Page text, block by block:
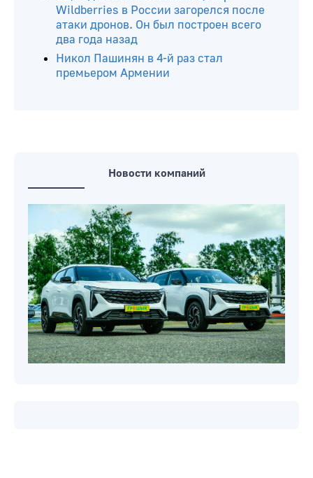
Wildberries в России загорелся после
атаки дронов. Он был построен всего
два года назад
Никол Пашинян в 4-й раз стал
премьером Армении
Новости компаний